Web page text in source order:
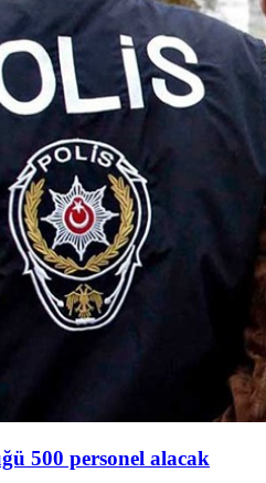
500 personel alacak